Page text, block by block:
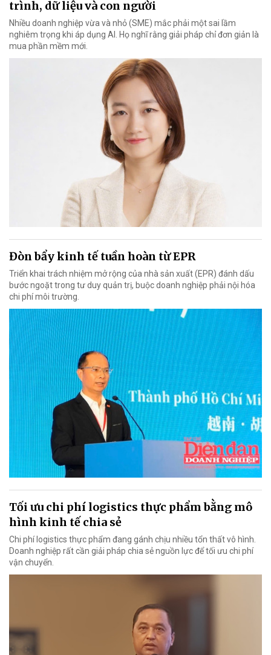
trình, dữ liệu và con người
Nhiều doanh nghiệp vừa và nhỏ (SME) mắc phải một sai lầm
nghiêm trọng khi áp dụng AI. Họ nghĩ rằng giải pháp chỉ đơn giản là
mua phần mềm mới.
Đòn bẩy kinh tế tuần hoàn từ EPR
Triển khai trách nhiệm mở rộng của nhà sản xuất (EPR) đánh dấu
bước ngoặt trong tư duy quản trị, buộc doanh nghiệp phải nội hóa
chi phí môi trường.
Tối ưu chi phí logistics thực phẩm bằng mô
hình kinh tế chia sẻ
Chi phí logistics thực phẩm đang gánh chịu nhiều tổn thất vô hình.
Doanh nghiệp rất cần giải pháp chia sẻ nguồn lực để tối ưu chi phí
vận chuyển.